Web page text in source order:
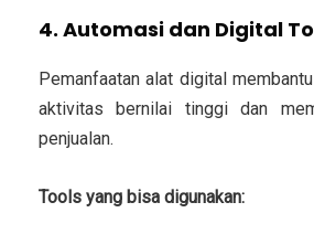
4. Automasi dan Digital
Pemanfaatan alat digital
aktivitas bernilai tinggi dan
penjualan.
Tools yang bisa digunakan: